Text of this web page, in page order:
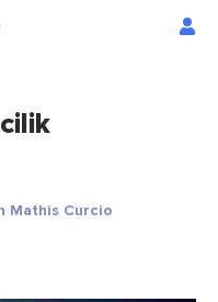
Mathis Curcio